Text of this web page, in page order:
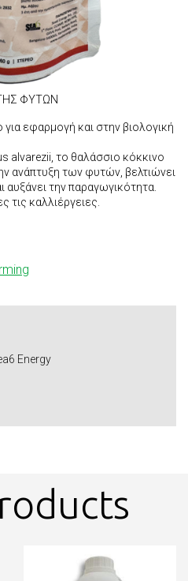
ΦΥΤΩΝ
εφαρμογή και στην βιολογική
alvarezii, το θαλάσσιο κόκκινο
ανάπτυξη των φυτών, βελτιώνει
την παραγωγικότητα.
καλλιέργειες.
Energy